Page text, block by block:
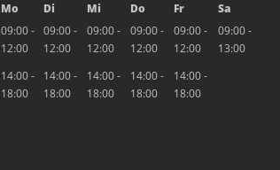
Mo Di Mi Do Fr
Sa
09:00 -
12:00
09:00 -
12:00
09:00 -
12:00
09:00 -
12:00
09:00 -
12:00
09:00 -
13:00
14:00 -
18:00
14:00 -
18:00
14:00 -
18:00
14:00 -
18:00
14:00 -
18:00